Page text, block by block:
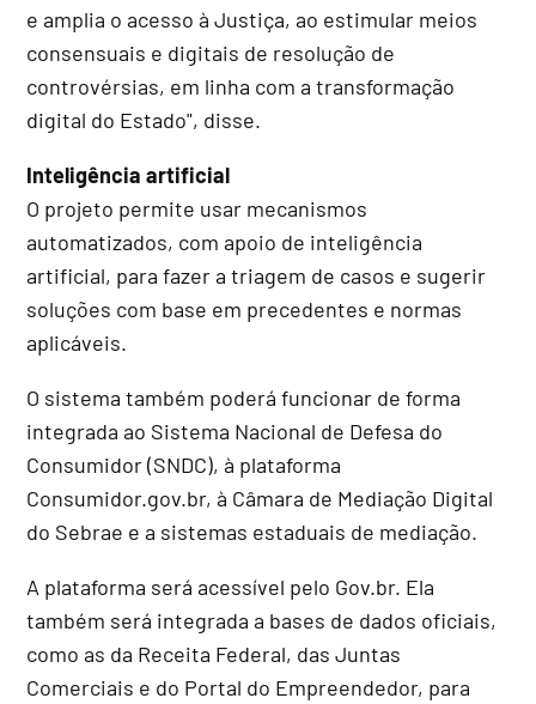
e amplia o acesso à Justiça, ao estimular meios
consensuais e digitais de resolução de
controvérsias, em linha com a transformação
digital do Estado", disse.
Inteligência artificial
O projeto permite usar mecanismos
automatizados, com apoio de inteligência
artificial, para fazer a triagem de casos e sugerir
soluções com base em precedentes e normas
aplicáveis.
O sistema também poderá funcionar de forma
integrada ao Sistema Nacional de Defesa do
Consumidor (SNDC), à plataforma
Consumidor.gov.br, à Câmara de Mediação Digital
do Sebrae e a sistemas estaduais de mediação.
A plataforma será acessível pelo Gov.br. Ela
também será integrada a bases de dados oficiais,
como as da Receita Federal, das Juntas
Comerciais e do Portal do Empreendedor, para